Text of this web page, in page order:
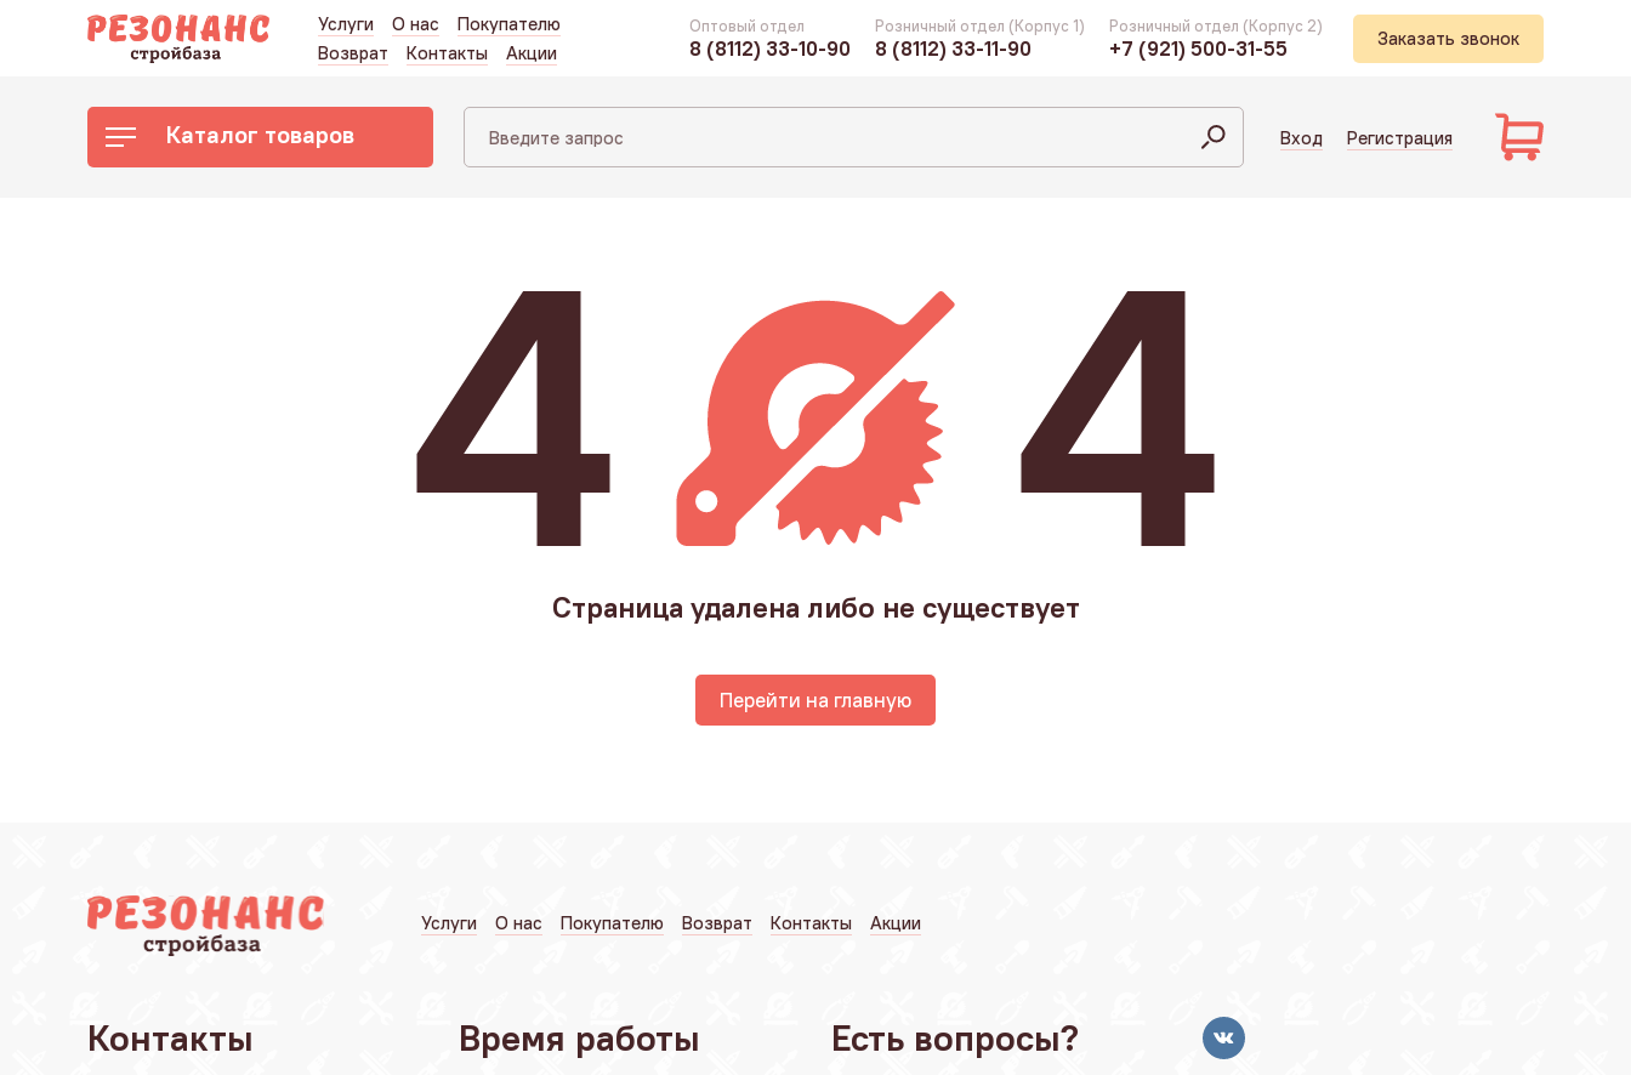
Услуги О нас
Покупателю
Возврат
Контакты Акции
Оптовый отдел
8 (8112) 33-10-90
Розничный отдел (Корпус 1)
8 (8112) 33-11-90
Розничный отдел (Корпус 2)
+7 (921) 500-31-55 Заказать звонок
Каталог товаров Вход Регистрация
Страница удалена либо не существует
Перейти на главную
Услуги О нас Покупателю Возврат Контакты Акции
Контакты Время работы Есть вопросы?